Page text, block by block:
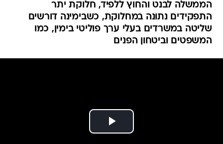
הממשלה לבנט והחוץ ללפיד, חלוקת יתר
התפקידים נתונה במחלוקת, כשבימינה דורשים
שליטה במשרדים בעלי ערך פוליטי בימין, כמו
המשפטים וביטחון הפנים